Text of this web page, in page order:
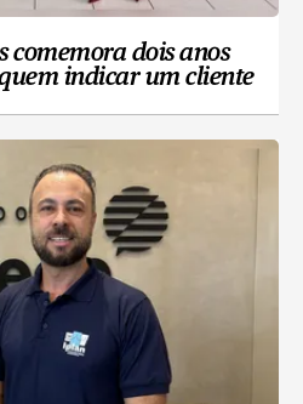
comemora dois anos
indicar um cliente